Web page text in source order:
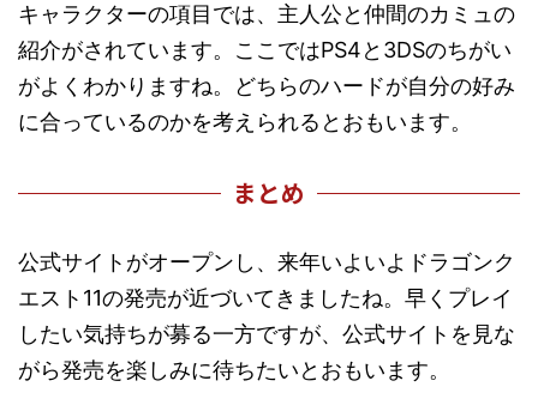
キャラクターの項目では、主人公と仲間のカミュの
紹介がされています。ここではPS4と3DSのちがい
がよくわかりますね。どちらのハードが自分の好み
に合っているのかを考えられるとおもいます。
まとめ
公式サイトがオープンし、来年いよいよドラゴンク
エスト11の発売が近づいてきましたね。早くプレイ
したい気持ちが募る一方ですが、公式サイトを見な
がら発売を楽しみに待ちたいとおもいます。